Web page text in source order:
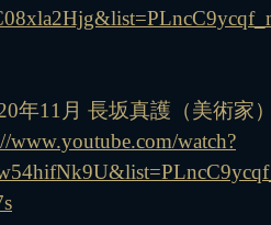
年11月 長坂真護（美術家）
www.youtube.com/watch?